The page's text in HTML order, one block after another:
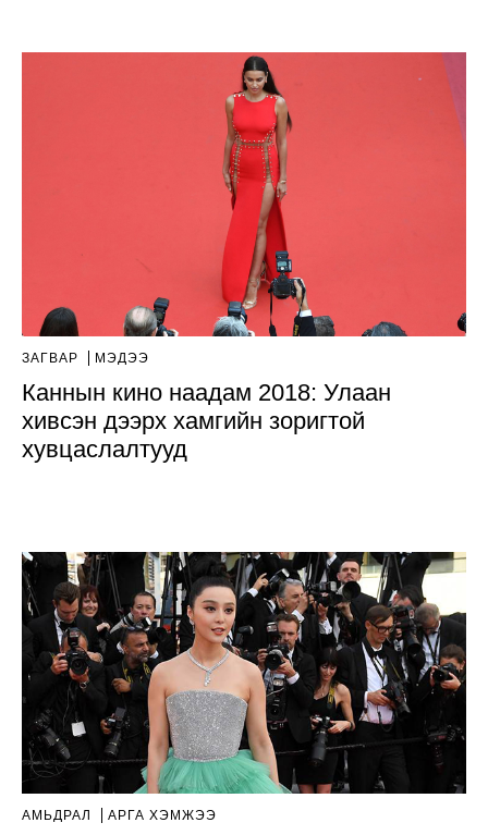
ЗАГВАР МЭДЭЭ
Каннын кино наадам 2018: Улаан
хивсэн дээрх хамгийн зоригтой
хувцаслалтууд
АМЬДРАЛ АРГА ХЭМЖЭЭ